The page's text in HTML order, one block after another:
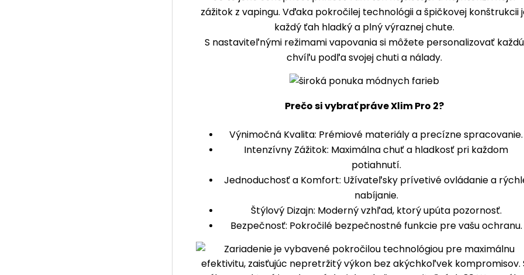
zážitok z vapingu. Vďaka pokročilej technológii a špičkovej konštrukcii
každý ťah hladký a plný výraznej chute.
S nastaviteľnými režimami vapovania si môžete personalizovať každú
chvíľu podľa svojej chuti a nálady.
Prečo si vybrať práve Xlim Pro 2?
Výnimočná Kvalita: Prémiové materiály a precízne spracovanie.
Intenzívny Zážitok: Maximálna chuť a hladkosť pri každom
potiahnutí.
Jednoduchosť a Komfort: Užívateľsky prívetivé ovládanie a
nabíjanie.
Štýlový Dizajn: Moderný vzhľad, ktorý upúta pozornosť.
Bezpečnosť: Pokročilé bezpečnostné funkcie pre vašu ochranu.